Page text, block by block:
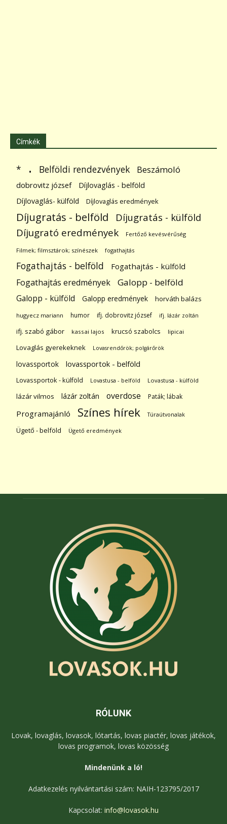
Címkék
* . Belföldi rendezvények Beszámoló
dobrovitz józsef
Díjlovaglás - belföld
Díjlovaglás- külföld
Díjlovaglás eredmények
Díjugratás - belföld Díjugratás - külföld
Díjugrató eredmények Fertőző kevésvérűség
Filmek; filmsztárok; színészek fogathajtás
Fogathajtás - belföld Fogathajtás - külföld
Fogathajtás eredmények Galopp - belföld
Galopp - külföld Galopp eredmények horváth balázs
hugyecz mariann humor ifj. dobrovitz józsef ifj. lázár zoltán
ifj. szabó gábor kassai lajos krucsó szabolcs lipicai
Lovaglás gyerekeknek Lovasrendőrök; polgárőrök
lovassportok lovassportok - belföld
Lovassportok - külföld Lovastusa - belföld Lovastusa - külföld
lázár vilmos lázár zoltán overdose Paták; lábak
Programajánló Színes hírek Túraútvonalak
Ügető - belföld Ügető eredmények
RÓLUNK
Lovak, lovaglás, lovasok, lótartás, lovas piactér, lovas játékok,
lovas programok, lovas közösség
Mindenünk a ló!
Adatkezelés nyilvántartási szám: NAIH-123795/2017
Kapcsolat: info@lovasok.hu